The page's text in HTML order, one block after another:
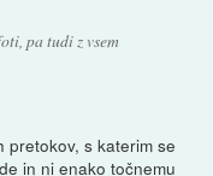
pa tudi z vsem
pretokov, s katerim se
in ni enako točnemu